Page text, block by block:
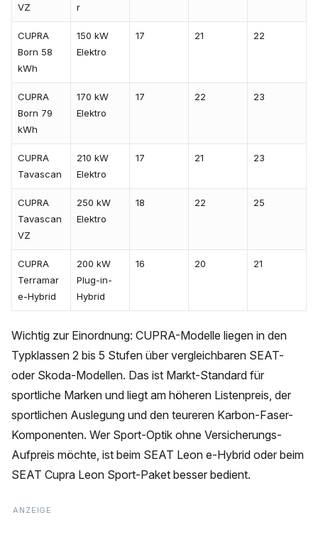
VZ
r
CUPRA
Born 58
kWh
150 kW
Elektro
17 21 22
CUPRA
Born 79
kWh
170 kW
Elektro
17 22 23
CUPRA
Tavascan
210 kW
Elektro
17 21 23
CUPRA
Tavascan
VZ
250 kW
Elektro
18 22 25
CUPRA
Terramar
e-Hybrid
200 kW
Plug-in-
Hybrid
16 20 21
Wichtig zur Einordnung: CUPRA-Modelle liegen in den
Typklassen 2 bis 5 Stufen über vergleichbaren SEAT-
oder Skoda-Modellen. Das ist Markt-Standard für
sportliche Marken und liegt am höheren Listenpreis, der
sportlichen Auslegung und den teureren Karbon-Faser-
Komponenten. Wer Sport-Optik ohne Versicherungs-
Aufpreis möchte, ist beim SEAT Leon e-Hybrid oder beim
SEAT Cupra Leon Sport-Paket besser bedient.